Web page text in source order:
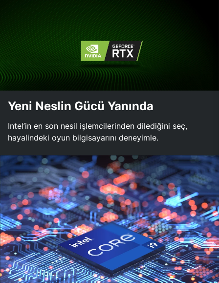
Yeni Neslin Gücü Yanında
Intel’in en son nesil işlemcilerinden dilediğini seç,
hayalindeki oyun bilgisayarını deneyimle.